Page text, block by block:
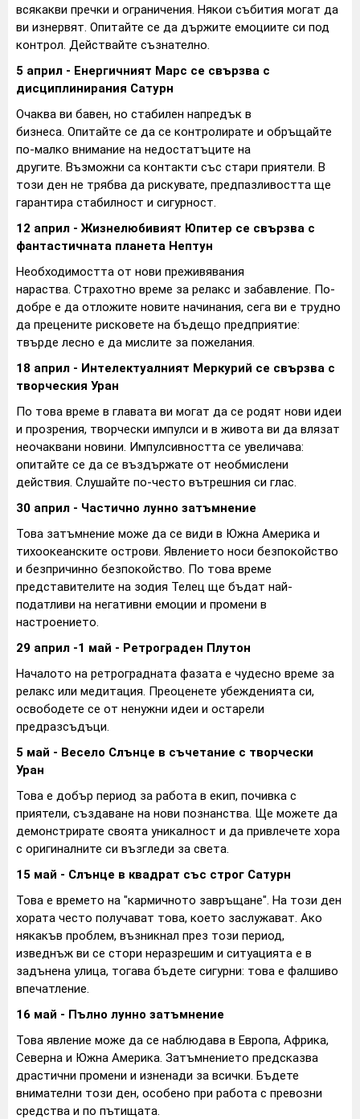
всякакви пречки и ограничения. Някои събития могат да
ви изнервят. Опитайте се да държите емоциите си под
контрол. Действайте съзнателно.
5 април - Енергичният Марс се свързва с
дисциплинирания Сатурн
Очаква ви бавен, но стабилен напредък в
бизнеса. Опитайте се да се контролирате и обръщайте
по-малко внимание на недостатъците на
другите. Възможни са контакти със стари приятели. В
този ден не трябва да рискувате, предпазливостта ще
гарантира стабилност и сигурност.
12 април - Жизнелюбивият Юпитер се свързва с
фантастичната планета Нептун
Необходимостта от нови преживявания
нараства. Страхотно време за релакс и забавление. По-
добре е да отложите новите начинания, сега ви е трудно
да прецените рисковете на бъдещо предприятие:
твърде лесно е да мислите за пожелания.
18 април - Интелектуалният Меркурий се свързва с
творческия Уран
По това време в главата ви могат да се родят нови идеи
и прозрения, творчески импулси и в живота ви да влязат
неочаквани новини. Импулсивността се увеличава:
опитайте се да се въздържате от необмислени
действия. Слушайте по-често вътрешния си глас.
30 април - Частично лунно затъмнение
Това затъмнение може да се види в Южна Америка и
тихоокеанските острови. Явлението носи безпокойство
и безпричинно безпокойство. По това време
представителите на зодия Телец ще бъдат най-
податливи на негативни емоции и промени в
настроението.
29 април -1 май - Ретрограден Плутон
Началото на ретроградната фазата е чудесно време за
релакс или медитация. Преоценете убежденията си,
освободете се от ненужни идеи и остарели
предразсъдъци.
5 май - Весело Слънце в съчетание с творчески
Уран
Това е добър период за работа в екип, почивка с
приятели, създаване на нови познанства. Ще можете да
демонстрирате своята уникалност и да привлечете хора
с оригиналните си възгледи за света.
15 май - Слънце в квадрат със строг Сатурн
Това е времето на "кармичното завръщане". На този ден
хората често получават това, което заслужават. Ако
някакъв проблем, възникнал през този период,
изведнъж ви се стори неразрешим и ситуацията е в
задънена улица, тогава бъдете сигурни: това е фалшиво
впечатление.
16 май - Пълно лунно затъмнение
Това явление може да се наблюдава в Европа, Африка,
Северна и Южна Америка. Затъмнението предсказва
драстични промени и изненади за всички. Бъдете
внимателни този ден, особено при работа с превозни
средства и по пътищата.